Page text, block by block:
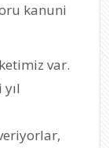
kanuni
var.